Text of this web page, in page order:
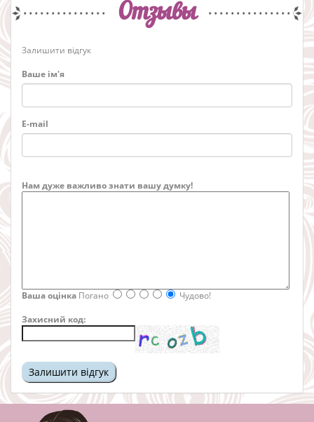
Отзывы
Залишити відгук
Ваше ім'я
E-mail
Нам дуже важливо знати вашу думку!
Ваша оцінка Погано
Чудово!
Захисний код: